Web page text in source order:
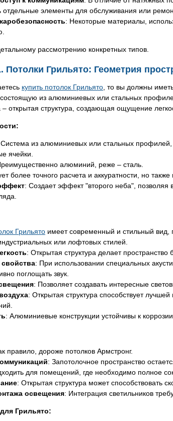
отдельные элементы для обслуживания или
: Некоторые материалы,
рассмотрению конкретных типов.
Потолки Грильято: Геометрия
купить потолок Грильято , то вы должны
из алюминиевых или стальных
– открытая структура, создающая ощущение
из алюминиевых или стальных
ячейки.
алюминий, реже – сталь.
более точного расчета и аккуратности, но
: Создает эффект "второго неба", позволяя
Грильято имеет современный и стильный вид,
или лофтовых стилей.
: Открытая структура делает
свойства: При использовании специальных
поглощать звук.
: Позволяет создавать интересные
: Открытая структура способствует
: Алюминиевые конструкции устойчивы к
правило, дороже потолков Армстронг.
: Запотолочное пространство
для помещений, где необходимо полное
: Открытая структура может способствовать
освещения: Интеграция светильников
Грильято: